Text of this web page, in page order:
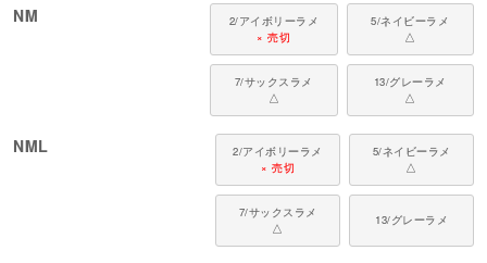
NM
2/アイボリーラメ
× 売切
5/ネイビーラメ
△
7/サックスラメ
△
13/グレーラメ
△
NML
2/アイボリーラメ
× 売切
5/ネイビーラメ
△
7/サックスラメ
△
13/グレーラメ